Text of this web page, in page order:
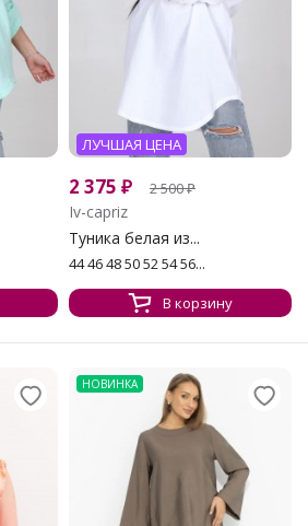
ЛУЧШАЯ ЦЕНА
2 375 ₽ 2 500₽
Iv-capriz
Туника белая из...
44 46 48 50 52 54 56...
В корзину
НОВИНКА